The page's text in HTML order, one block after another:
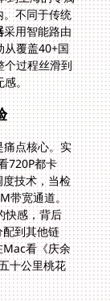
采用智能路由
引擎，当你打开腾讯视频的瞬间，系统自动从覆盖40+国
家的节点库中优选延迟最低的上海线路。整个过程丝滑到
感。
点核心。实
看720P都卡
技术，当检
100M带宽通道。
冲的快感，背后
务分配到其他链
你在Mac看《庆余
追《五十公里桃花